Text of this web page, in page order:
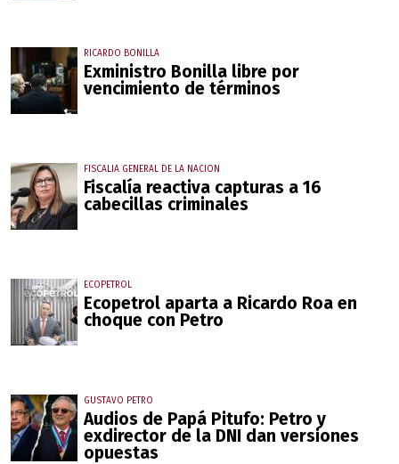
RICARDO BONILLA
Exministro Bonilla libre por
vencimiento de términos
FISCALIA GENERAL DE LA NACION
Fiscalía reactiva capturas a 16
cabecillas criminales
ECOPETROL
Ecopetrol aparta a Ricardo Roa en
choque con Petro
GUSTAVO PETRO
Audios de Papá Pitufo: Petro y
exdirector de la DNI dan versiones
opuestas